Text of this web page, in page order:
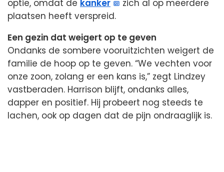
optie, omdat de kanker
zich al op meerdere
plaatsen heeft verspreid.
Een gezin dat weigert op te geven
Ondanks de sombere vooruitzichten weigert de
familie de hoop op te geven. “We vechten voor
onze zoon, zolang er een kans is,” zegt Lindzey
vastberaden. Harrison blijft, ondanks alles,
dapper en positief. Hij probeert nog steeds te
lachen, ook op dagen dat de pijn ondraaglijk is.